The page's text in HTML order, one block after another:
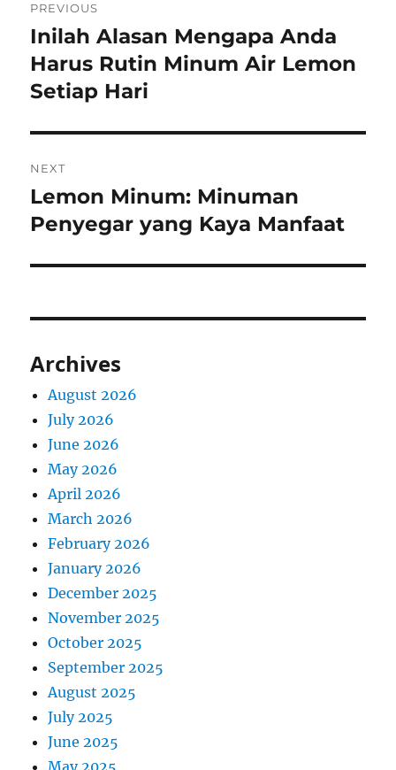
navigation
PREVIOUS
Previous
post:
Inilah Alasan Mengapa Anda
Harus Rutin Minum Air Lemon
Setiap Hari
NEXT
Next
post:
Lemon Minum: Minuman
Penyegar yang Kaya Manfaat
Archives
August 2026
July 2026
June 2026
May 2026
April 2026
March 2026
February 2026
January 2026
December 2025
November 2025
October 2025
September 2025
August 2025
July 2025
June 2025